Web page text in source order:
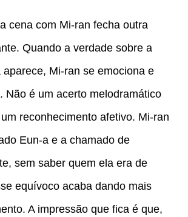
cena com Mi-ran fecha outra
Quando a verdade sobre a
aparece, Mi-ran se emociona e
Não é um acerto melodramático
reconhecimento afetivo. Mi-ran
Eun-a e a chamado de
sem saber quem ela era de
equívoco acaba dando mais
A impressão que fica é que,